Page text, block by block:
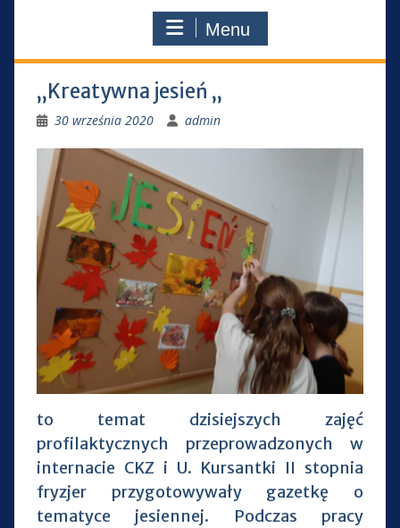
Menu
„Kreatywna jesień „
30 września 2020 admin
to temat dzisiejszych zajęć
profilaktycznych przeprowadzonych w
internacie CKZ i U. Kursantki II stopnia
fryzjer przygotowywały gazetkę o
tematyce jesiennej. Podczas pracy